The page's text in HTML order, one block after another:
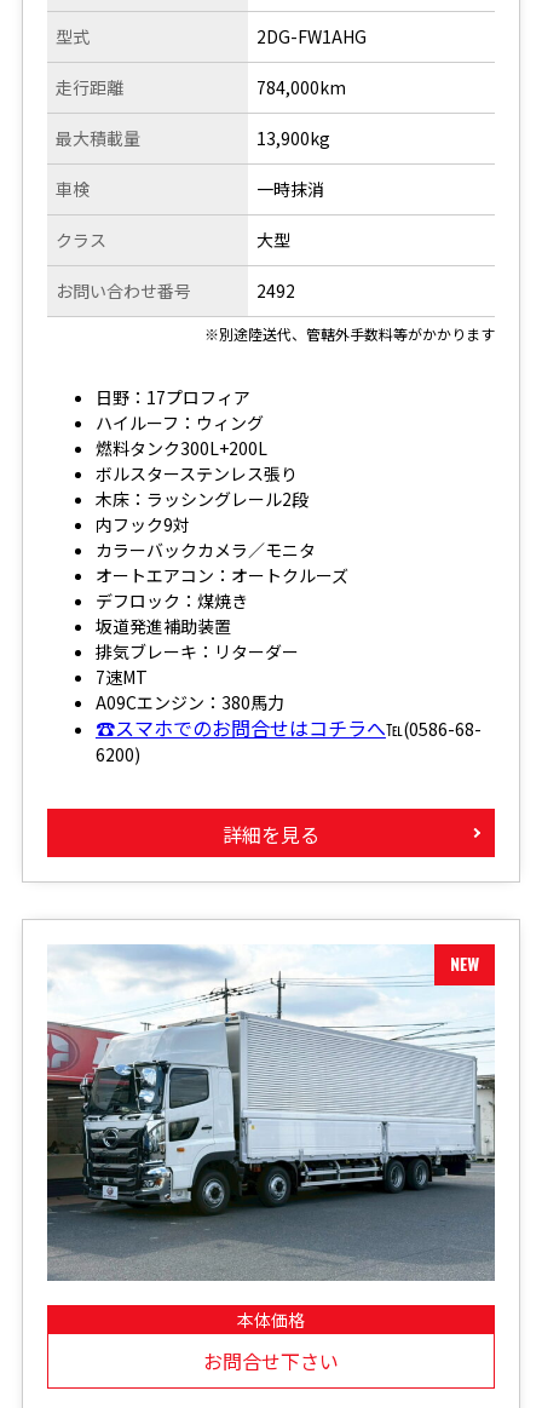
型式
走行距離
2DG-FW1AHG
784,000km
最大積載量
車検
クラス
お問い合わせ番号
13,900kg
一時抹消
大型
2492
※別途陸送代、管轄外手数料等がかかります
日野：17プロフィア
ハイルーフ：ウィング
燃料タンク300L+200L
ボルスターステンレス張り
木床：ラッシングレール2段
内フック9対
カラーバックカメラ／モニタ
オートエアコン：オートクルーズ
デフロック：煤焼き
坂道発進補助装置
排気ブレーキ：リターダー
7速MT
A09Cエンジン：380馬力
☎スマホでのお問合せはコチラへ℡(0586-68-
6200)
詳細を見る
本体価格
お問合せ下さい